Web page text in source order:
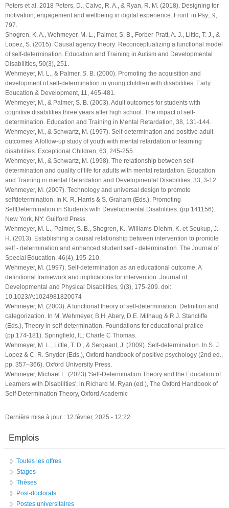
Peters et al. 2018 Peters, D., Calvo, R. A., & Ryan, R. M. (2018). Designing for
motivation, engagement and wellbeing in digital experience. Front. in Psy., 9,
797.
Shogren, K. A., Wehmeyer, M. L., Palmer, S. B., Forber-Pratt, A. J., Little, T. J., &
Lopez, S. (2015). Causal agency theory: Reconceptualizing a functional model
of self-determination. Education and Training in Autism and Developmental
Disabilities, 50(3), 251.
Wehmeyer, M. L., & Palmer, S. B. (2000). Promoting the acquisition and
development of self-determination in young children with disabilities. Early
Education & Development, 11, 465-481.
Wehmeyer, M., & Palmer, S. B. (2003). Adult outcomes for students with
cognitive disabilities three years after high school: The impact of self-
determination. Education and Training in Mental Retardation, 38, 131-144.
Wehmeyer, M., & Schwartz, M. (1997). Self-determination and positive adult
outcomes: A follow-up study of youth with mental retardation or learning
disabilities. Exceptional Children, 63, 245-255.
Wehmeyer, M., & Schwartz, M. (1998). The relationship between self-
determination and quality of life for adults with mental retardation. Education
and Training in mental Retardation and Developmental Disabilities, 33, 3-12.
Wehmeyer, M. (2007). Technology and universal design to promote
selfdetermination. In K. R. Harris & S. Graham (Eds.), Promoting
SelfDetermination in Students with Developmental Disabilities. (pp.141156).
New York, NY: Guilford Press.
Wehmeyer, M. L., Palmer, S. B., Shogren, K., Williams-Diehm, K. et Soukup, J.
H. (2013). Establishing a causal relationship between intervention to promote
self - determination and enhanced student self - determination. The Journal of
Special Education, 46(4), 195-210.
Wehmeyer, M. (1997). Self-determination as an educational outcome: A
definitional framework and implications for intervention. Journal of
Developmental and Physical Disabilities, 9(3), 175-209. doi:
10.1023/A:1024981820074
Wehmeyer, M. (2003). A functional theory of self-determination: Definition and
categorization. In M. Wehmeyer, B.H. Abery, D.E. Mithaug & R.J. Stancliffe
(Eds.), Theory in self-determination. Foundations for educational pratice
(pp.174-181). Springfield, IL: Charle C Thomas.
Wehmeyer, M. L., Little, T. D., & Sergeant, J. (2009). Self-determination. In S. J.
Lopez & C. R. Snyder (Eds.), Oxford handbook of positive psychology (2nd ed.,
pp. 357–366). Oxford University Press.
Wehmeyer, Michael L. (2023) 'Self-Determination Theory and the Education of
Learners with Disabilities', in Richard M. Ryan (ed.), The Oxford Handbook of
Self-Determination Theory, Oxford Academic
Dernière mise à jour : 12 février, 2025 - 12:22
Emplois
Toutes les offres
Stages
Thèses
Post-doctorats
Postes universitaires